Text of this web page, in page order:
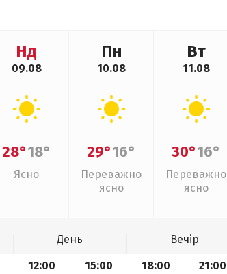
Нд
09.08
28°18°
Ясно
Пн
10.08
29°16°
Переважно
ясно
Вт
11.08
30°16°
Переважно
ясно
День
Вечір
12:00 15:00 18:00 21:00